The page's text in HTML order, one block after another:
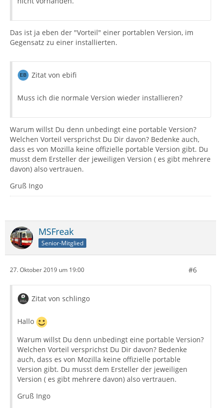
Das ist ja eben der "Vorteil" einer portablen Version, im
Gegensatz zu einer installierten.
Zitat von ebifi
Muss ich die normale Version wieder installieren?
Warum willst Du denn unbedingt eine portable Version?
Welchen Vorteil versprichst Du Dir davon? Bedenke auch,
dass es von Mozilla keine offizielle portable Version gibt. Du
musst dem Ersteller der jeweiligen Version ( es gibt mehrere
davon) also vertrauen.
Gruß Ingo
MSFreak
Senior-Mitglied
27. Oktober 2019 um 19:00 #6
Zitat von schlingo
Hallo
Warum willst Du denn unbedingt eine portable Version?
Welchen Vorteil versprichst Du Dir davon? Bedenke
auch, dass es von Mozilla keine offizielle portable
Version gibt. Du musst dem Ersteller der jeweiligen
Version ( es gibt mehrere davon) also vertrauen.
Gruß Ingo